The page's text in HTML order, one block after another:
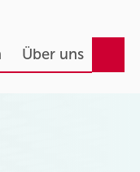
Über uns